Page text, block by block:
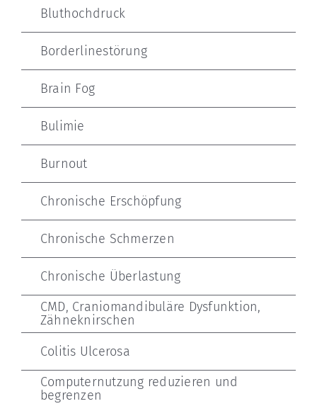
Bluthochdruck
Borderlinestörung
Brain Fog
Bulimie
Burnout
Chronische Erschöpfung
Chronische Schmerzen
Chronische Überlastung
CMD, Craniomandibuläre Dysfunktion,
Zähneknirschen
Colitis Ulcerosa
Computernutzung reduzieren und
begrenzen